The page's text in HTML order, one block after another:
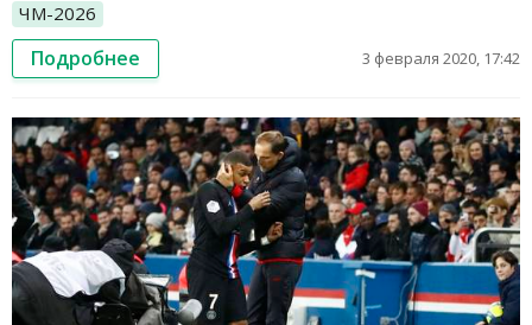
ЧМ-2026
Подробнее 3 февраля 2020, 17:42